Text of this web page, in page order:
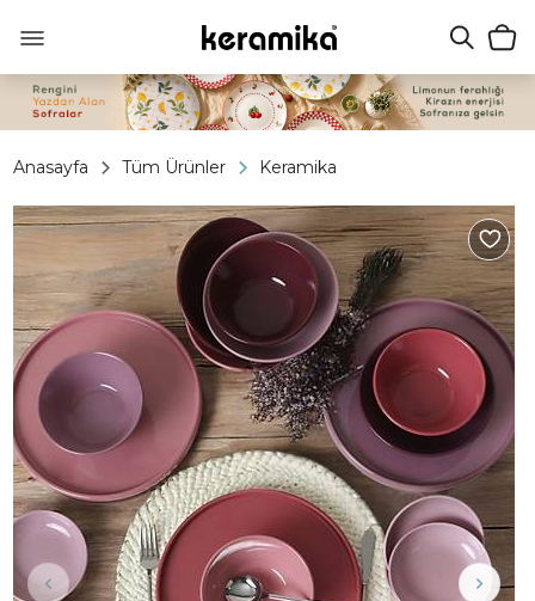
Anasayfa Tüm Ürünler Keramika